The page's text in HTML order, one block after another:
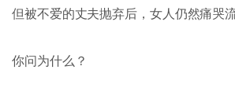
但被不爱的丈夫抛弃后，女人仍然痛哭
你问为什么？